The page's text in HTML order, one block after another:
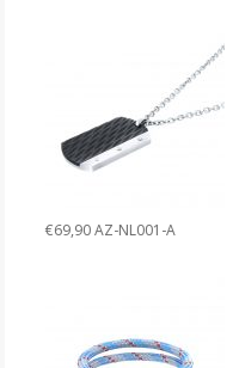
€69,90 AZ-NL001-A